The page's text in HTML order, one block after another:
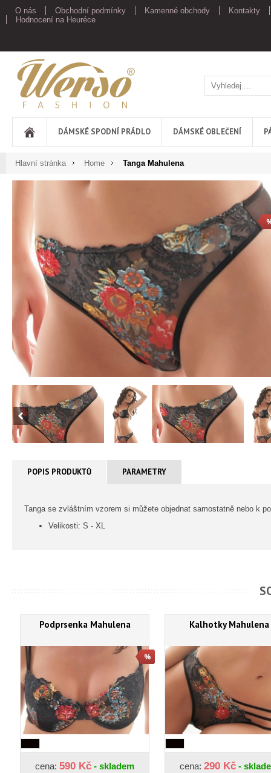
O nás Obchodní podmínky Kamenné obchody
Kontakty
Hodnocení na Heuréce
Werso
DÁMSKÉ SPODNÍ PRÁDLO DÁMSKÉ OBLEČENÍ
Hlavní stránka Home Tanga Mahulena
POPIS PRODUKTŮ PARAMETRY
Tanga se zvláštním vzorem si můžete objednat samostatně nebo k
Velikosti: S - XL
Podprsenka Mahulena
cena: 590 Kč - skladem
Kalhotky Mahulena
cena: 290 Kč -